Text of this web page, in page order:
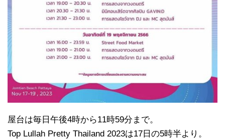
屋台は毎日午後4時から11時59分まで。
Top Lullah Pretty Thailand 2023は17日の5時半より。